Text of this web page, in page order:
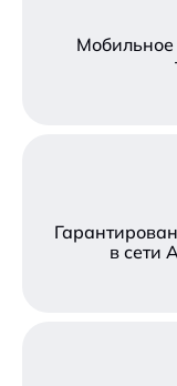
в сети